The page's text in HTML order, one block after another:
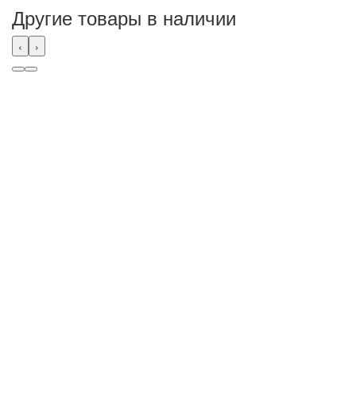
Другие товары в наличии
‹ ›